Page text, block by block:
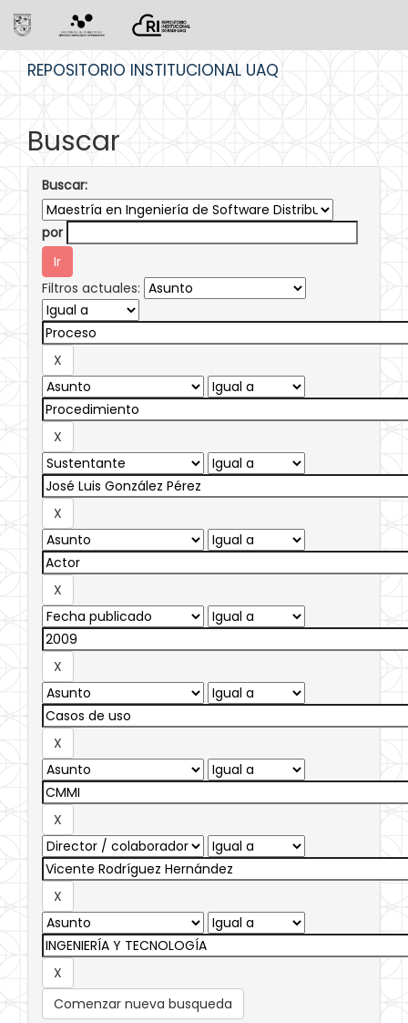
REPOSITORIO INSTITUCIONAL UAQ
Buscar
Buscar:
por
Filtros actuales:
Comenzar nueva busqueda